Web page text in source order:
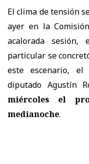
El clima de tensión
ayer en la
acalorada
particular se
este escenario,
diputado Agustín
miércoles el
medianoche.